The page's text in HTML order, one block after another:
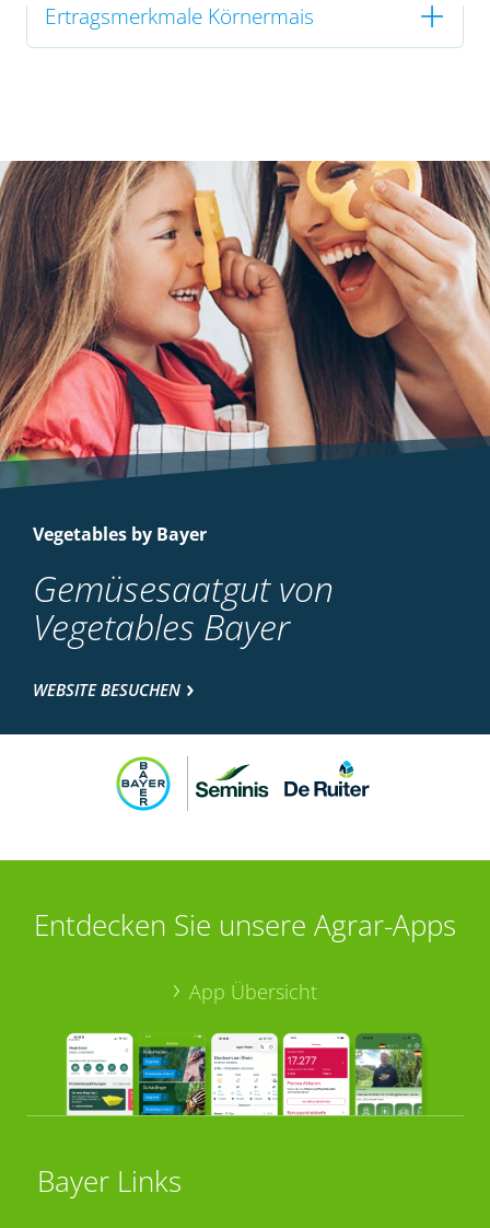
Ertragsmerkmale Körnermais
Vegetables by Bayer
Gemüsesaatgut von
Vegetables Bayer
WEBSITE BESUCHEN
Entdecken Sie unsere Agrar-Apps
App Übersicht
Bayer Links